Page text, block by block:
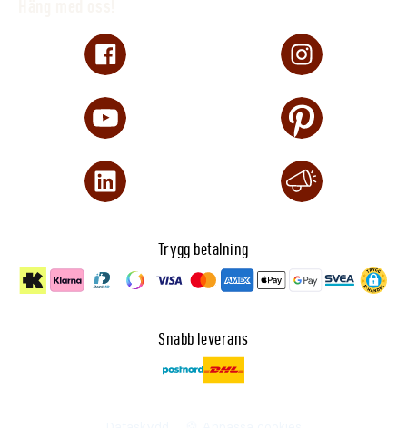
Trygg betalning
Snabb leverans